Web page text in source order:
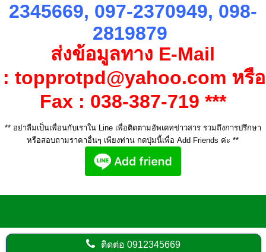
2345669, 097-2370949, 098-
2819879
ส่งข้อมูลทาง E-Mail
: topprotpd@yahoo.com หรือ
Fax : 038-387-719 ***
** อย่าลืมเป็นเพื่อนกับเราใน Line เพื่อติดตามอัพเดทข่าวสาร รวมถึงการปรึกษา
หรือสอบถามราคาอื่นๆ เพียงท่าน กดปุ่มนี้เพื่อ Add Friends ค่ะ **
ติดต่อ0912345669